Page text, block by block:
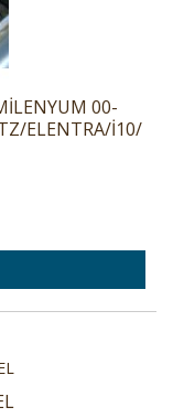
00-
ELENTRA/İ10/